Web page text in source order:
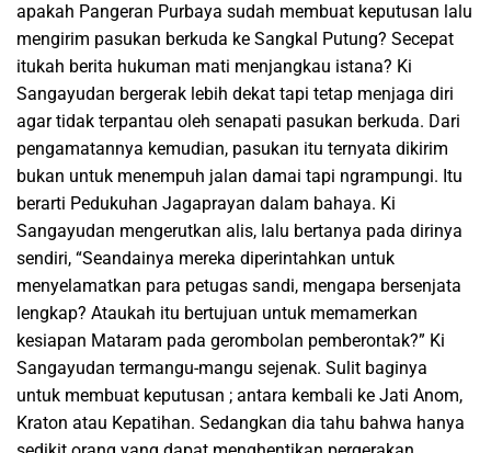
apakah Pangeran Purbaya sudah membuat keputusan lalu
mengirim pasukan berkuda ke Sangkal Putung? Secepat
itukah berita hukuman mati menjangkau istana? Ki
Sangayudan bergerak lebih dekat tapi tetap menjaga diri
agar tidak terpantau oleh senapati pasukan berkuda. Dari
pengamatannya kemudian, pasukan itu ternyata dikirim
bukan untuk menempuh jalan damai tapi ngrampungi. Itu
berarti Pedukuhan Jagaprayan dalam bahaya. Ki
Sangayudan mengerutkan alis, lalu bertanya pada dirinya
sendiri, “Seandainya mereka diperintahkan untuk
menyelamatkan para petugas sandi, mengapa bersenjata
lengkap? Ataukah itu bertujuan untuk memamerkan
kesiapan Mataram pada gerombolan pemberontak?” Ki
Sangayudan termangu-mangu sejenak. Sulit baginya
untuk membuat keputusan ; antara kembali ke Jati Anom,
Kraton atau Kepatihan. Sedangkan dia tahu bahwa hanya